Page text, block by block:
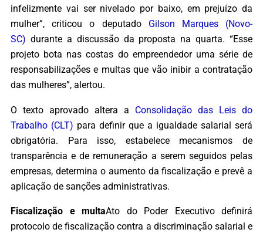
infelizmente vai ser nivelado por baixo, em prejuízo da
mulher”, criticou o deputado Gilson Marques (Novo-
SC) durante a discussão da proposta na quarta. “Esse
projeto bota nas costas do empreendedor uma série de
responsabilizações e multas que vão inibir a contratação
das mulheres”, alertou.
O texto aprovado altera a Consolidação das Leis do
Trabalho (CLT) para definir que a igualdade salarial será
obrigatória. Para isso, estabelece mecanismos de
transparência e de remuneração a serem seguidos pelas
empresas, determina o aumento da fiscalização e prevê a
aplicação de sanções administrativas.
Fiscalização e multaAto do Poder Executivo definirá
protocolo de fiscalização contra a discriminação salarial e